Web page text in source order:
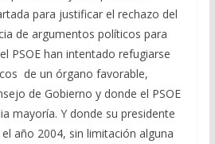
para justificar el rechazo del
de argumentos políticos para
PSOE han intentado refugiarse
de un órgano favorable,
de Gobierno y donde el PSOE
mayoría. Y donde su presidente
año 2004, sin limitación alguna